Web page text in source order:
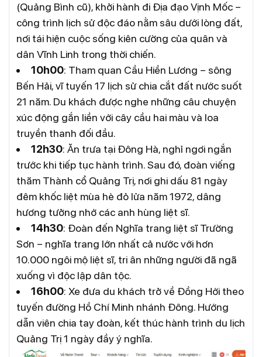
(Quảng Bình cũ), khởi hành đi Địa đạo Vịnh Mốc –
công trình lịch sử độc đáo nằm sâu dưới lòng đất,
nơi tái hiện cuộc sống kiên cường của quân và
dân Vĩnh Linh trong thời chiến.
10h00: Tham quan Cầu Hiền Lương – sông
Bến Hải, vĩ tuyến 17 lịch sử chia cắt đất nước suốt
21 năm. Du khách được nghe những câu chuyện
xúc động gắn liền với cây cầu hai màu và loa
truyền thanh đối đầu.
12h30: Ăn trưa tại Đông Hà, nghỉ ngơi ngắn
trước khi tiếp tục hành trình. Sau đó, đoàn viếng
thăm Thành cổ Quảng Trị, nơi ghi dấu 81 ngày
đêm khốc liệt mùa hè đỏ lửa năm 1972, dâng
hương tưởng nhớ các anh hùng liệt sĩ.
14h30: Đoàn đến Nghĩa trang liệt sĩ Trường
Sơn – nghĩa trang lớn nhất cả nước với hơn
10.000 ngôi mộ liệt sĩ, tri ân những người đã ngã
xuống vì độc lập dân tộc.
16h00: Xe đưa du khách trở về Đồng Hới theo
tuyến đường Hồ Chí Minh nhánh Đông. Hướng
dẫn viên chia tay đoàn, kết thúc hành trình du lịch
Quảng Trị 1 ngày đầy ý nghĩa.